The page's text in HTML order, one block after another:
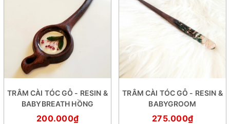
TRÂM CÀI TÓC GỖ - RESIN &
BABYBREATH HỒNG
200.000₫
TRÂM CÀI TÓC GỖ - RESIN &
BABYGROOM
275.000₫